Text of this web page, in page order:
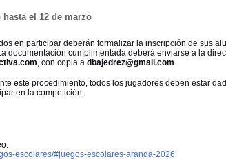
el 12 de marzo
en participar deberán formalizar la inscripción de sus
documentación cumplimentada deberá enviarse a la
, con copia a dbajedrez@gmail.com.
este procedimiento, todos los jugadores deben estar
en la competición.
escolares/#juegos-escolares-aranda-2026